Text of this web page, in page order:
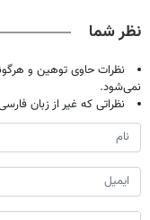
نظر شما
نظرات حاوی توهین و
نمی‌شود.
نظراتی که غیر از زبان